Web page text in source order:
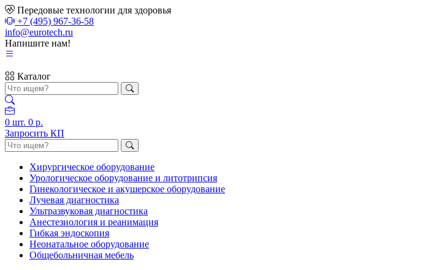
Передовые технологии для здоровья
+7 (495) 967-36-58
info@eurotech.ru
Напишите нам!
Каталог
0 шт. 0 р.
Запросить КП
Хирургическое оборудование
Урологическое оборудование и литотрипсия
Гинекологическое и акушерское оборудование
Лучевая диагностика
Ультразвуковая диагностика
Анестезиология и реанимация
Гибкая эндоскопия
Неонатальное оборудование
Общебольничная мебель